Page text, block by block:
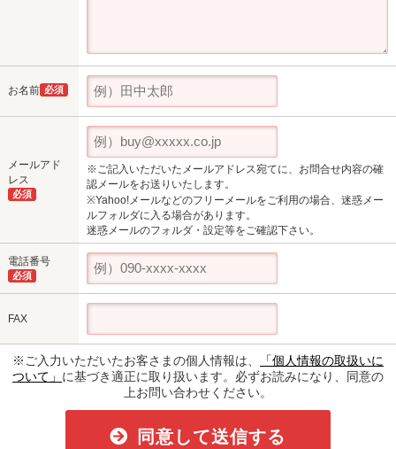
お名前 必須
メールアド
レス
必須
※ご記入いただいたメールアドレス宛てに、お問合せ内容の確
認メールをお送りいたします。
※Yahoo!メールなどのフリーメールをご利用の場合、迷惑メー
ルフォルダに入る場合があります。
迷惑メールのフォルダ・設定等をご確認下さい。
電話番号
必須
FAX
※ご入力いただいたお客さまの個人情報は、
「個人情報の取扱いに
ついて」 に基づき適正に取り扱います。必ずお読みになり、同意の
上お問い合わせください。
同意して送信する